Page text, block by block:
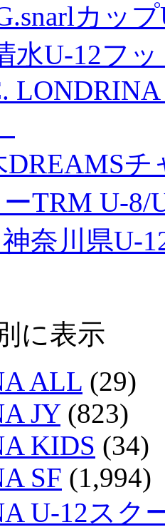
カッ
水U-12フ
DREAMS
TRM U-8/
神奈川県U-
に表示
ALL (29)
JY(823)
KIDS (34)
SF (1,994)
U-12スク